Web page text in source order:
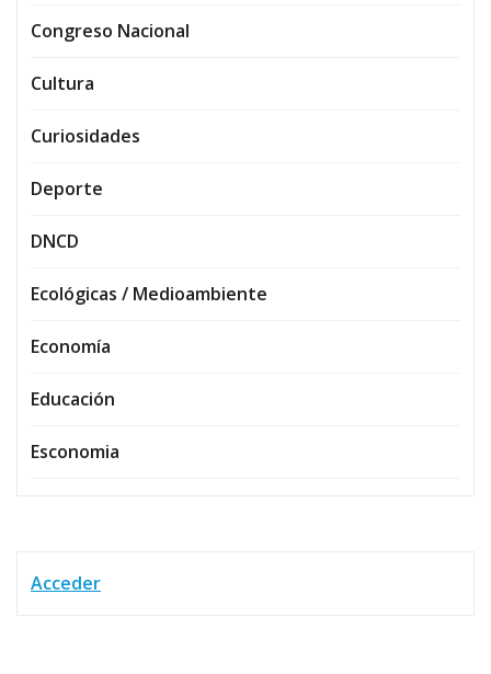
Congreso Nacional
Cultura
Curiosidades
Deporte
DNCD
Ecológicas / Medioambiente
Economía
Educación
Esconomia
Acceder